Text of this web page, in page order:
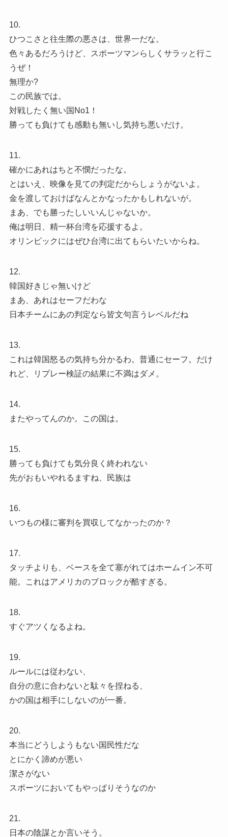
10.
ひつこさと往生際の悪さは、世界一だな。
色々あるだろうけど、スポーツマンらしくサラッと行こ
うぜ！
無理か?
この民族では。
対戦したく無い国No1！
勝っても負けても感動も無いし気持ち悪いだけ。
11.
確かにあれはちと不憫だったな。
とはいえ、映像を見ての判定だからしょうがないよ。
金を渡しておけばなんとかなったかもしれないが。
まあ、でも勝ったしいいんじゃないか。
俺は明日、精一杯台湾を応援するよ。
オリンピックにはぜひ台湾に出てもらいたいからね。
12.
韓国好きじゃ無いけど
まあ、あれはセーフだわな
日本チームにあの判定なら皆文句言うレベルだね
13.
これは韓国怒るの気持ち分かるわ。普通にセーフ。だけ
れど、リプレー検証の結果に不満はダメ。
14.
またやってんのか。この国は。
15.
勝っても負けても気分良く終われない
先がおもいやれるますね、民族は
16.
いつもの様に審判を買収してなかったのか？
17.
タッチよりも、ベースを全て塞がれてはホームイン不可
能。これはアメリカのブロックが酷すぎる。
18.
すぐアツくなるよね。
19.
ルールには従わない、
自分の意に合わないと駄々を捏ねる、
かの国は相手にしないのが一番。
20.
本当にどうしようもない国民性だな
とにかく諦めが悪い
潔さがない
スポーツにおいてもやっぱりそうなのか
21.
日本の陰謀とか言いそう。